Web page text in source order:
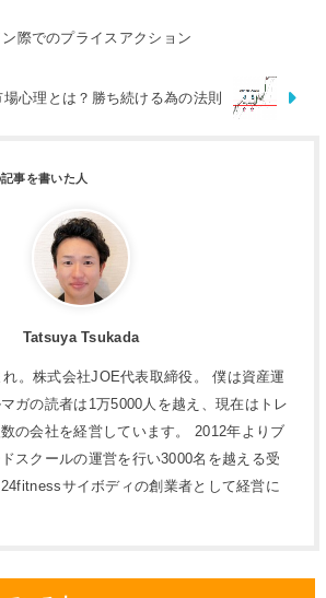
際でのプライスアクション
場心理とは？勝ち続ける為の法則
Tatsuya Tsukada
。株式会社JOE代表取締役。 僕は資産運
ガの読者は1万5000人を越え、現在はトレ
の会社を経営しています。 2012年よりブ
スクールの運営を行い3000名を越える受
サイボディの創業者として経営に